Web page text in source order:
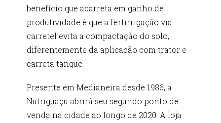
benefício que acarreta em ganho de
produtividade é que a fertirrigação via
carretel evita a compactação do solo,
diferentemente da aplicação com trator e
carreta tanque.
Presente em Medianeira desde 1986, a
Nutriguaçu abrirá seu segundo ponto de
venda na cidade ao longo de 2020. A loja